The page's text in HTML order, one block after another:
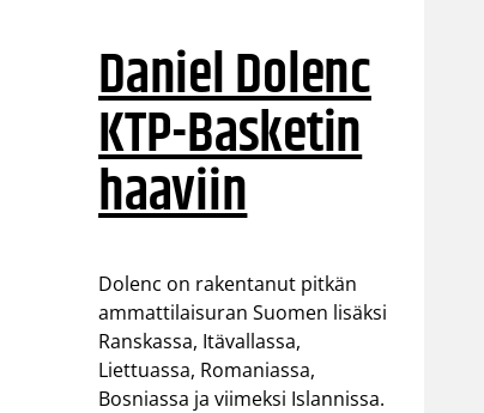
Daniel Dolenc
KTP-Basketin
haaviin
Dolenc on rakentanut pitkän
ammattilaisuran Suomen lisäksi
Ranskassa, Itävallassa,
Liettuassa, Romaniassa,
Bosniassa ja viimeksi Islannissa.